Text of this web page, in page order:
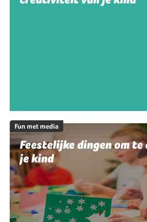
Fun met media
Feestelijke dingen om te
je kind